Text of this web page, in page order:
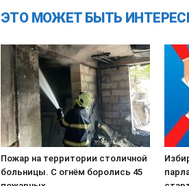
ЭТО МОЖЕТ БЫТЬ
Пожар на территории столичной
больницы. С огнём боролись 45